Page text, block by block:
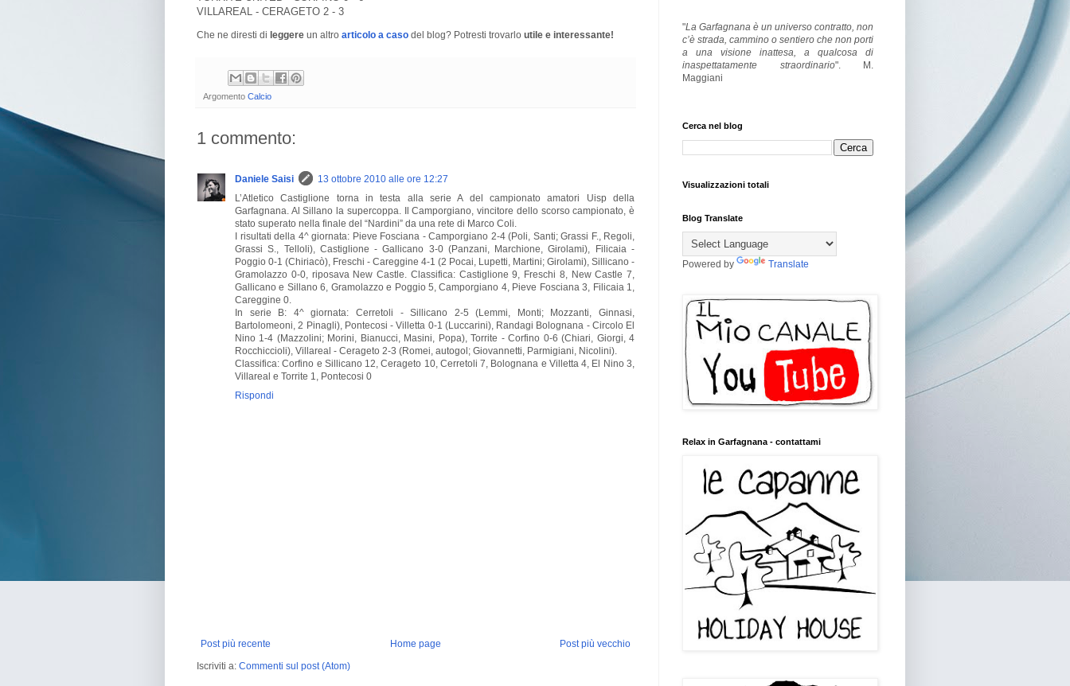
VILLAREAL - CERAGETO 2 - 3
Che ne diresti di leggere un altro articolo a caso del blog? Potresti trovarlo utile e interessante!
Argomento Calcio
1 commento:
Daniele Saisi
13 ottobre 2010 alle ore 12:27
L’Atletico Castiglione torna in testa alla serie A del campionato amatori Uisp della
Garfagnana. Al Sillano la supercoppa. Il Camporgiano, vincitore dello scorso campionato, è
stato superato nella finale del “Nardini” da una rete di Marco Coli.
I risultati della 4^ giornata: Pieve Fosciana - Camporgiano 2-4 (Poli, Santi; Grassi F., Regoli,
Grassi S., Telloli), Castiglione - Gallicano 3-0 (Panzani, Marchione, Girolami), Filicaia -
Poggio 0-1 (Chiriacò), Freschi - Careggine 4-1 (2 Pocai, Lupetti, Martini; Girolami), Sillicano -
Gramolazzo 0-0, riposava New Castle. Classifica: Castiglione 9, Freschi 8, New Castle 7,
Gallicano e Sillano 6, Gramolazzo e Poggio 5, Camporgiano 4, Pieve Fosciana 3, Filicaia 1,
Careggine 0.
In serie B: 4^ giornata: Cerretoli - Sillicano 2-5 (Lemmi, Monti; Mozzanti, Ginnasi,
Bartolomeoni, 2 Pinagli), Pontecosi - Villetta 0-1 (Luccarini), Randagi Bolognana - Circolo El
Nino 1-4 (Mazzolini; Morini, Bianucci, Masini, Popa), Torrite - Corfino 0-6 (Chiari, Giorgi, 4
Rocchiccioli), Villareal - Cerageto 2-3 (Romei, autogol; Giovannetti, Parmigiani, Nicolini).
Classifica: Corfino e Sillicano 12, Cerageto 10, Cerretoli 7, Bolognana e Villetta 4, El Nino 3,
Villareal e Torrite 1, Pontecosi 0
Rispondi
Post più recente Post più vecchio
Home page
Iscriviti a: Commenti sul post (Atom)
"La Garfagnana è un universo contratto, non
c’è strada, cammino o sentiero che non porti
a una visione inattesa, a qualcosa di
inaspettatamente straordinario". M.
Maggiani
Cerca nel blog
Visualizzazioni totali
Blog Translate
Powered by Translate
Relax in Garfagnana - contattami